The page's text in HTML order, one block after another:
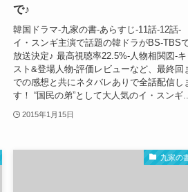
で♪
韓国ドラマ-九家の書-あらすじ-11話-12話-
イ・スンギ主演で話題の韓ドラがBS-TBS
放送決定♪ 最高視聴率22.5%-人物相関図-キ
スト&登場人物-評価レビューなど、最終回
での感想と共にネタバレありで全話配信し
す！ “国民の弟”として大人気のイ・スンギ...
2015年1月15日
九家の